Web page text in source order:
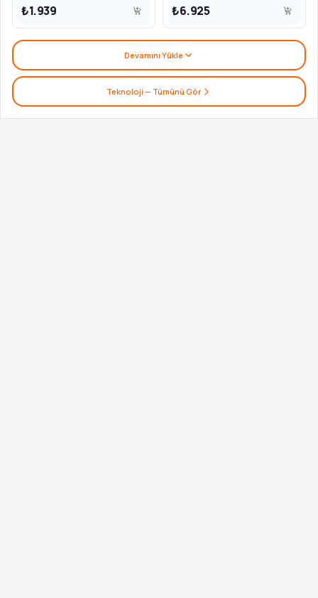
₺1.939 ₺6.925
Devamını Yükle
Teknoloji — Tümünü Gör